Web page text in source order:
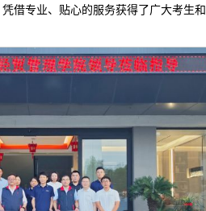
借专业、贴心的服务获得了广大考生和